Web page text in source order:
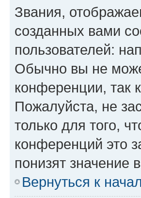
Звания,
созданных вами
пользователей:
Обычно вы не
конференции, так
Пожалуйста, не
только для того,
конференций это
понизят значение
Вернуться к